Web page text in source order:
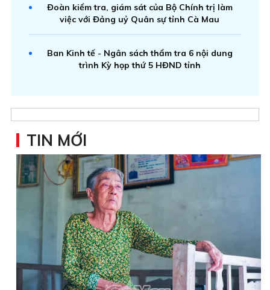
Đoàn kiểm tra, giám sát của Bộ Chính trị làm
việc với Đảng uỷ Quân sự tỉnh Cà Mau
Ban Kinh tế - Ngân sách thẩm tra 6 nội dung
trình Kỳ họp thứ 5 HĐND tỉnh
TIN MỚI